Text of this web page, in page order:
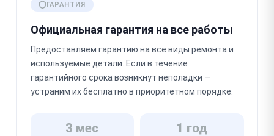
ГАРАНТИЯ
Официальная гарантия на все работы
Предоставляем гарантию на все виды ремонта и
используемые детали. Если в течение
гарантийного срока возникнут неполадки —
устраним их бесплатно в приоритетном порядке.
3 мес 1 год